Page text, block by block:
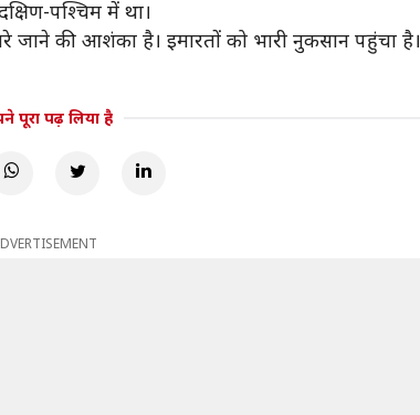
पश्चिम में था।
की आशंका है। इमारतों को भारी नुकसान पहुंचा है।
पूरा पढ़ लिया है